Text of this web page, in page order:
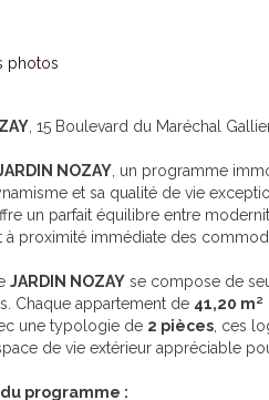
photos
, 15 Boulevard du Maréchal
NOZAY , un programme
et sa qualité de vie
un parfait équilibre entre
à proximité immédiate des
JARDIN NOZAY se compose de
Chaque appartement de 41,20 m²
une typologie de 2 pièces , ces
de vie extérieur appréciable
programme :